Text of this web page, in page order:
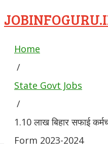
Home
/
State Govt Jobs
/
1.10 लाख बिहार सफाई
Form 2023-2024